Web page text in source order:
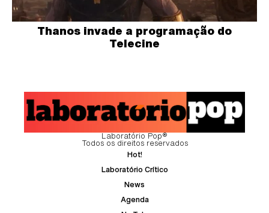
Thanos invade a programação do
Telecine
Laboratório Pop®
Todos os direitos reservados
Hot!
Laboratório Crítico
News
Agenda